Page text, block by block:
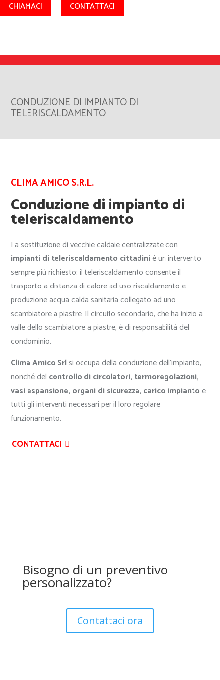
CHIAMACI CONTATTACI
CONDUZIONE DI IMPIANTO DI
TELERISCALDAMENTO
CLIMA AMICO S.R.L.
Conduzione di impianto di
teleriscaldamento
La sostituzione di vecchie caldaie centralizzate con
impianti di teleriscaldamento cittadiniè un intervento
sempre più richiesto: il teleriscaldamento consente il
trasporto a distanza di calore ad uso riscaldamento e
produzione acqua calda sanitaria collegato ad uno
scambiatore a piastre. Il circuito secondario, che ha inizio a
valle dello scambiatore a piastre, è di responsabilità del
condominio.
Clima Amico Srl si occupa della conduzione dell’impianto,
nonché del controllo di circolatori, termoregolazioni,
vasi espansione, organi di sicurezza, carico impiantoe
tutti gli interventi necessari per il loro regolare
funzionamento.
CONTATTACI
Bisogno di un preventivo
personalizzato?
Contattaci ora